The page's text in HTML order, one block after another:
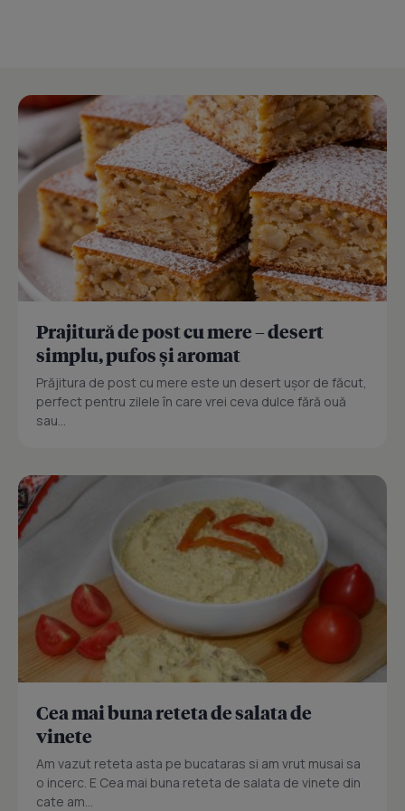
Prajitură de post cu mere – desert
simplu, pufos și aromat
Prăjitura de post cu mere este un desert ușor de făcut,
perfect pentru zilele în care vrei ceva dulce fără ouă
sau...
Cea mai buna reteta de salata de
vinete
Am vazut reteta asta pe bucataras si am vrut musai sa
o incerc. E Cea mai buna reteta de salata de vinete din
cate am...